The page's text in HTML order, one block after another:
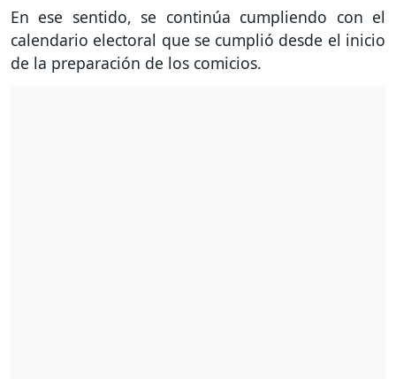
En ese sentido, se continúa cumpliendo con el
calendario electoral que se cumplió desde el inicio
de la preparación de los comicios.